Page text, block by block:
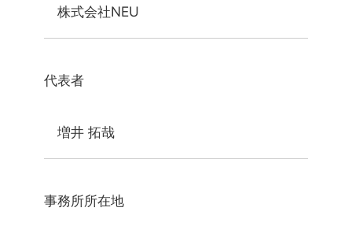
株式会社NEU
代表者
増井 拓哉
事務所所在地